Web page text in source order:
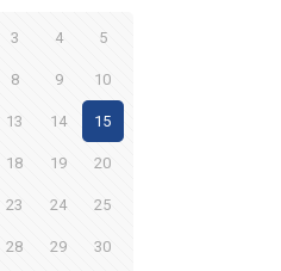
3 4 5
8 9 10
13 14 15
18 19 20
23 24 25
28 29 30